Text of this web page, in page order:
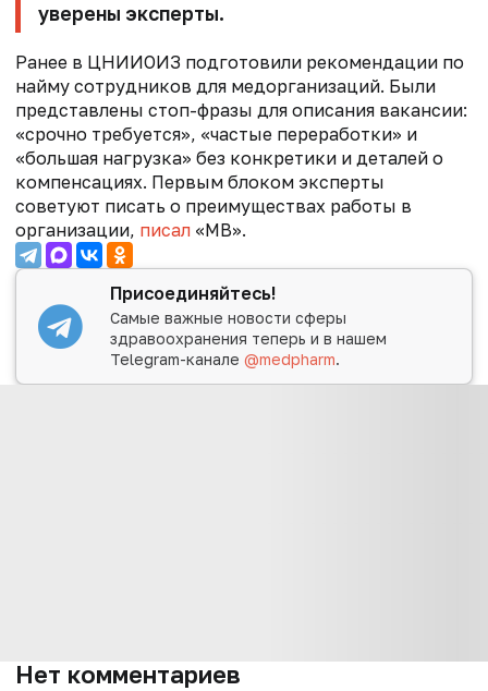
уверены эксперты.
Ранее в ЦНИИОИЗ подготовили рекомендации по
найму сотрудников для медорганизаций. Были
представлены стоп-фразы для описания вакансии:
«срочно требуется», «частые переработки» и
«большая нагрузка» без конкретики и деталей о
компенсациях. Первым блоком эксперты
советуют писать о преимуществах работы в
организации, писал «МВ».
Присоединяйтесь!
Самые важные новости сферы
здравоохранения теперь и в нашем
Telegram-канале@medpharm.
Нет комментариев